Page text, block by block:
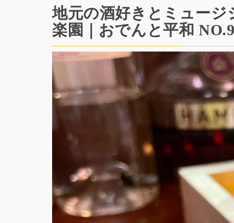
地元の酒好きとミュージ
楽園｜おでんと平和